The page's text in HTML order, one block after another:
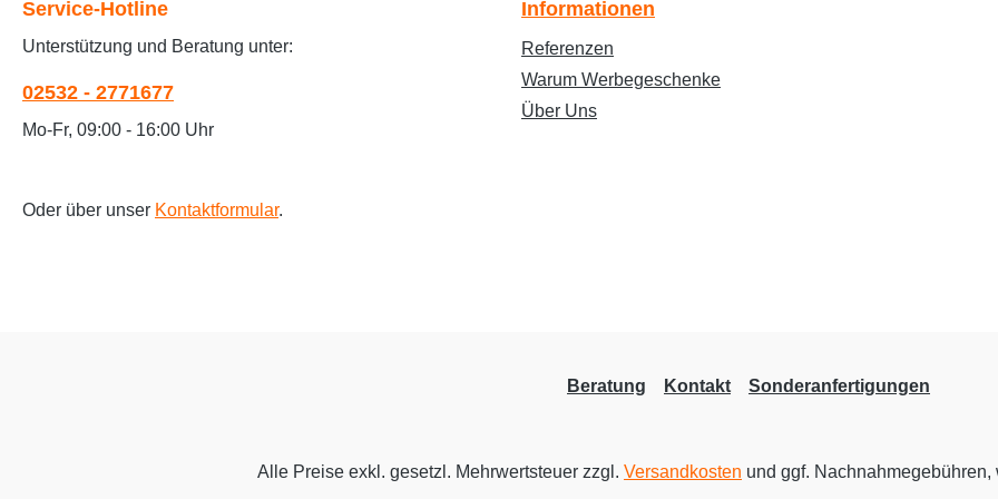
Service-Hotline
Unterstützung und Beratung unter:
02532 - 2771677
Mo-Fr, 09:00 - 16:00 Uhr
Oder über unser Kontaktformular.
Informationen
Referenzen
Warum Werbegeschenke
Über Uns
Beratung Kontakt Sonderanfertigungen
Alle Preise exkl. gesetzl. Mehrwertsteuer zzgl. Versandkosten und ggf.